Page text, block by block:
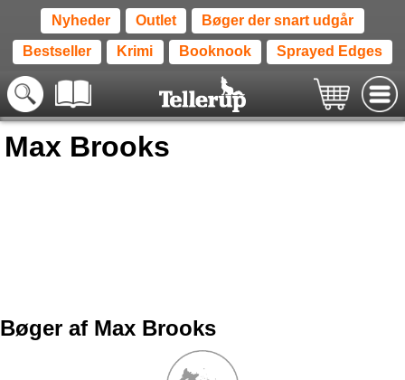
Nyheder Outlet Bøger der snart udgår
Bestseller Krimi Booknook Sprayed Edges
Max Brooks
Bøger af Max Brooks